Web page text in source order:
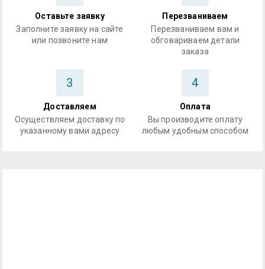
Оставьте заявку
Заполните заявку на сайте
или позвоните нам
Перезваниваем
Перезваниваем вам и
обговариваем детали
заказа
3
Доставляем
Осуществляем доставку по
указанному вами адресу
4
Оплата
Вы производите оплату
любым удобным способом